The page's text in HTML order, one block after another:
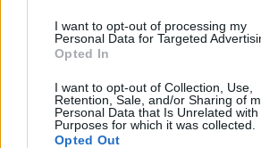
I want to opt-out of processing my
Personal Data for Targeted
Opted In
I want to opt-out of Collection, Use,
Retention, Sale, and/or Sharing of
Personal Data that Is Unrelated
Purposes for which it was collected.
Opted Out